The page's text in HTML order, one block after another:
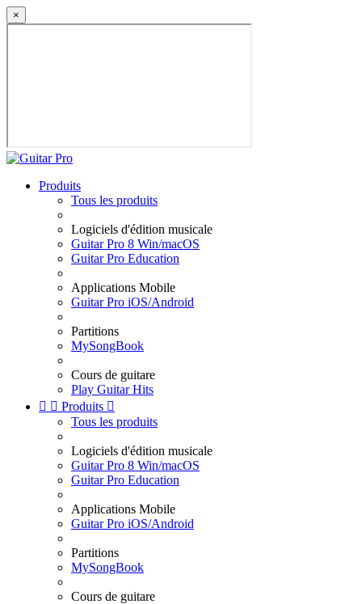
×
Produits
Tous les produits
Logiciels d'édition musicale
Guitar Pro 8 Win/macOS
Guitar Pro Education
Applications Mobile
Guitar Pro iOS/Android
Partitions
MySongBook
Cours de guitare
Play Guitar Hits
  Produits 
Tous les produits
Logiciels d'édition musicale
Guitar Pro 8 Win/macOS
Guitar Pro Education
Applications Mobile
Guitar Pro iOS/Android
Partitions
MySongBook
Cours de guitare